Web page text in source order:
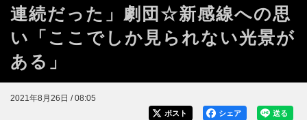
連続だった」劇団☆新感線への思
い「ここでしか見られない光景が
ある」
2021年8月26日 / 08:05
送る
シェア
ポスト